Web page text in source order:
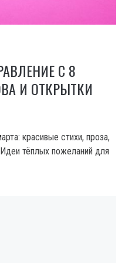
С 8
И ОТКРЫТКИ
красивые стихи, проза,
тёплых пожеланий для